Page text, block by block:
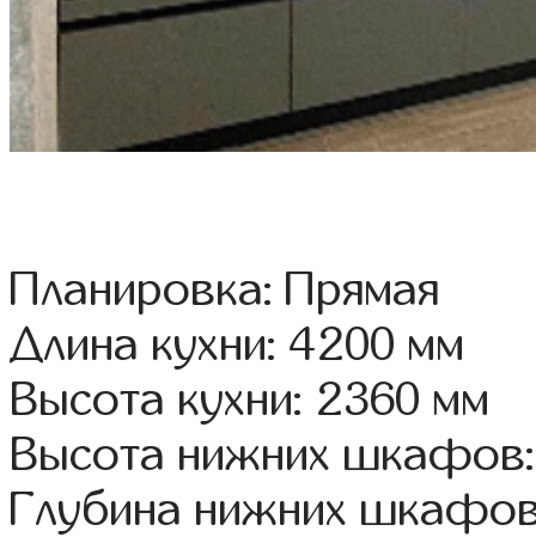
Планировка: Прямая
Длина кухни: 4200 мм
Высота кухни: 2360 мм
Высота нижних
Глубина нижних